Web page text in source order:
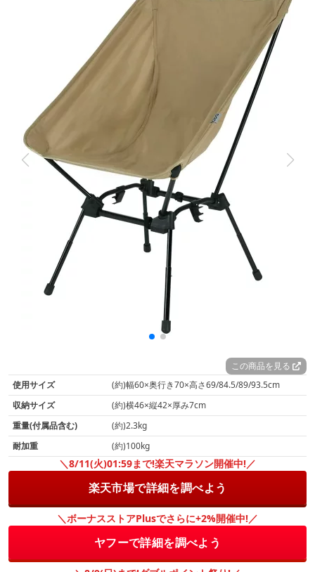
この商品を見る
使用サイズ
(約)幅60×奥行き70×高さ69/84.5/89/93.5cm
収納サイズ
(約)横46×縦42×厚み7cm
重量(付属品含む)
(約)2.3kg
耐加重
(約)100kg
＼8/11(火)01:59まで!楽天マラソン開催中!／
楽天市場で詳細を調べよう
＼ボーナスストアPlusでさらに+2%開催中!／
ヤフーで詳細を調べよう